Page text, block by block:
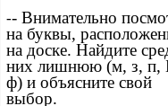
-- Внимательно
на буквы,
на доске. Найдите
них лишнюю (м, з, п,
ф) и объясните свой
выбор.